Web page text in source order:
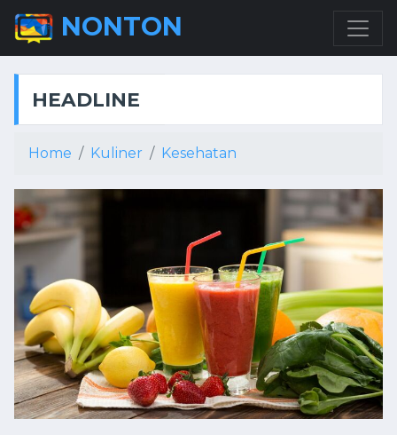
NONTON
HEADLINE
Home Kuliner Kesehatan